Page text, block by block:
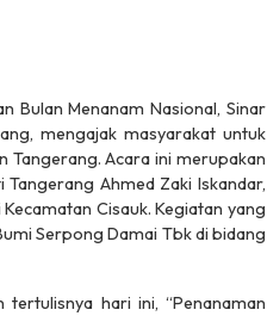
Bulan Menanam Nasional, Sinar
mengajak masyarakat untuk
Tangerang. Acara ini merupakan
Ahmed Zaki Iskandar,
Cisauk. Kegiatan yang
Serpong Damai Tbk di bidang
tertulisnya hari ini, “Penanaman